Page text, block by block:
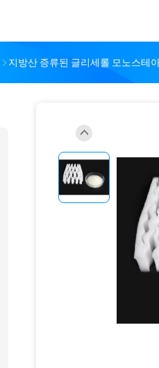
지방산 증류된 글리세롤 모노스테